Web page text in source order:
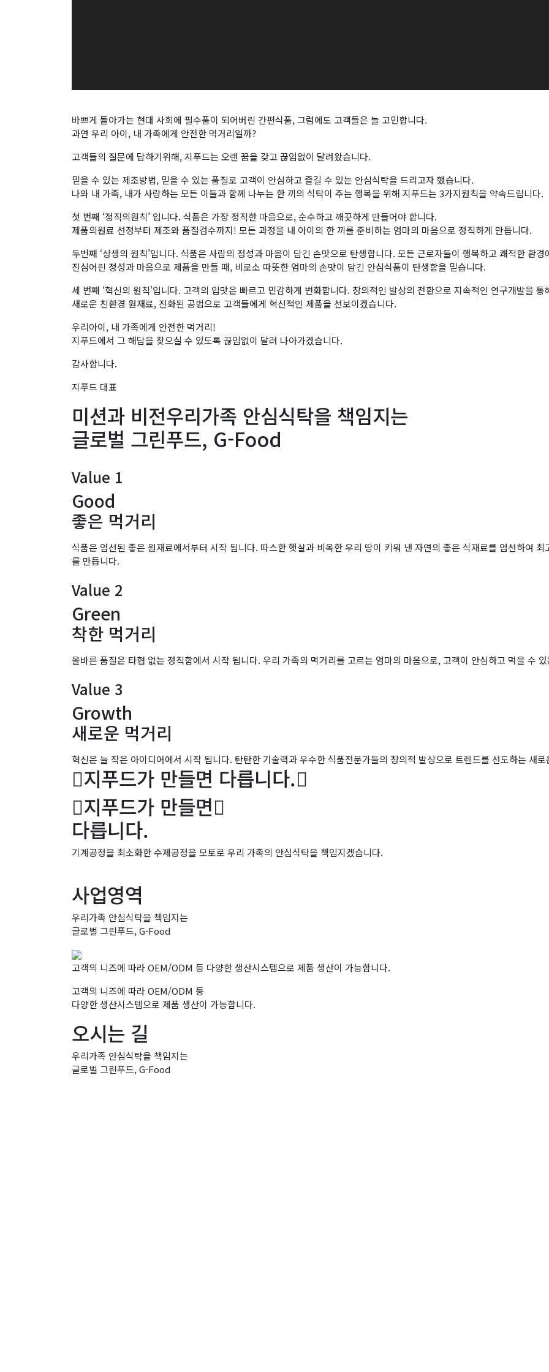
바쁘게 돌아가는 현대 사회에 필수품이 되어버린 간편식품, 그럼에도 고객들은 늘 고민합니다.
과연 우리 아이, 내 가족에게 안전한 먹거리일까?
고객들의 질문에 답하기위해, 지푸드는 오랜 꿈을 갖고 끊임없이 달려왔습니다.
믿을 수 있는 제조방법, 믿을 수 있는 품질로 고객이 안심하고 즐길 수 있는 안심식탁을 드리고자 했습니다.
나와 내 가족, 내가 사랑하는 모든 이들과 함께 나누는 한 끼의 식탁이 주는 행복을 위해 지푸드는 3가지원칙을 약속드립니다.
첫 번째 ‘정직의원칙’ 입니다. 식품은 가장 정직한 마음으로, 순수하고 깨끗하게 만들어야 합니다.
제품의원료 선정부터 제조와 품질검수까지! 모든 과정을 내 아이의 한 끼를 준비하는 엄마의 마음으로 정직하게 만듭니다.
두번째 ‘상생의 원칙’입니다. 식품은 사람의 정성과 마음이 담긴 손맛으로 탄생합니다. 모든 근로자들이 행복하고 쾌적한 환경
진심어린 정성과 마음으로 제품을 만들 때, 비로소 따뜻한 엄마의 손맛이 담긴 안심식품이 탄생함을 믿습니다.
세 번째 ‘혁신의 원칙’입니다. 고객의 입맛은 빠르고 민감하게 변화합니다. 창의적인 발상의 전환으로 지속적인 연구개발을 통
새로운 친환경 원재료, 진화된 공법으로 고객들에게 혁신적인 제품을 선보이겠습니다.
우리아이, 내 가족에게 안전한 먹거리!
지푸드에서 그 해답을 찾으실 수 있도록 끊임없이 달려 나아가겠습니다.
감사합니다.
지푸드 대표
미션과 비전우리가족 안심식탁을 책임지는
글로벌 그린푸드, G-Food
Value 1
Good
좋은 먹거리
식품은 엄선된 좋은 원재료에서부터 시작 됩니다. 따스한 햇살과 비옥한 우리 땅이 키워 낸 자연의 좋은 식재료를 엄선하여
를 만듭니다.
Value 2
Green
착한 먹거리
올바른 품질은 타협 없는 정직함에서 시작 됩니다. 우리 가족의 먹거리를 고르는 엄마의 마음으로, 고객이 안심하고 먹을 수
Value 3
Growth
새로운 먹거리
혁신은 늘 작은 아이디어에서 시작 됩니다. 탄탄한 기술력과 우수한 식품전문가들의 창의적 발상으로 트렌드를 선도하는 새
지푸드가 만들면 다릅니다.
지푸드가 만들면
다릅니다.
기계공정을 최소화한 수제공정을 모토로 우리 가족의 안심식탁을 책임지겠습니다.
사업영역
우리가족 안심식탁을 책임지는
글로벌 그린푸드, G-Food
고객의 니즈에 따라 OEM/ODM 등 다양한 생산시스템으로 제품 생산이 가능합니다.
고객의 니즈에 따라 OEM/ODM 등
다양한 생산시스템으로 제품 생산이 가능합니다.
오시는 길
우리가족 안심식탁을 책임지는
글로벌 그린푸드, G-Food